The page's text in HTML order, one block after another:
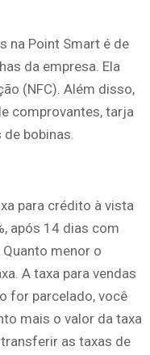
na Point Smart é de
da empresa. Ela
(NFC). Além disso,
comprovantes, tarja
bobinas.
para crédito à vista
após 14 dias com
menor o
A taxa para vendas
for parcelado, você
mais o valor da taxa
as taxas de